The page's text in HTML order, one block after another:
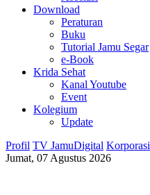
Download
Peraturan
Buku
Tutorial Jamu Segar
e-Book
Krida Sehat
Kanal Youtube
Event
Kolegium
Update
Profil TV JamuDigital Korporasi
Jumat, 07 Agustus 2026